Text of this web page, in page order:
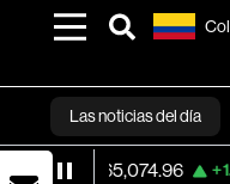
Las noticias del día
65,074.96 +1.06%